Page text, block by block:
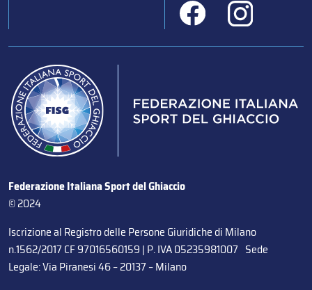
Federazione Italiana Sport del Ghiaccio
© 2024
Iscrizione al Registro delle Persone Giuridiche di Milano
n.1562/2017 CF 97016560159 | P. IVA 05235981007 Sede
Legale: Via Piranesi 46 – 20137 – Milano